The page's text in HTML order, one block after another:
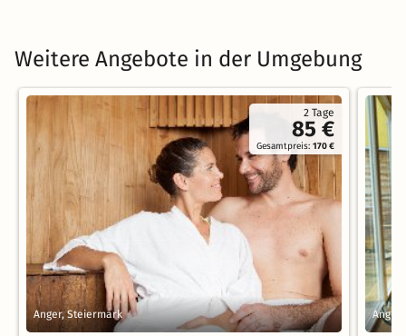
Weitere Angebote in der Umgebung
2 Tage
85 €
Gesamtpreis:170 €
Anger, Steiermark